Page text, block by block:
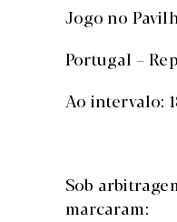
Jogo no
Portugal –
Ao intervalo:
Sob
marcaram: